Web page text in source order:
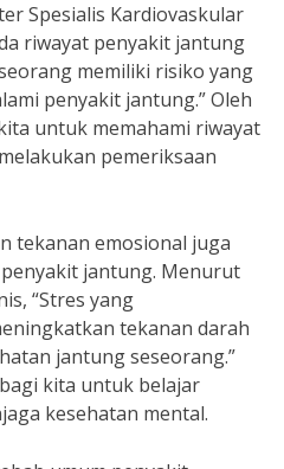
Spesialis Kardiovaskular
riwayat penyakit jantung
memiliki risiko yang
penyakit jantung.” Oleh
untuk memahami riwayat
pemeriksaan
tekanan emosional juga
jantung. Menurut
“Stres yang
tekanan darah
jantung seseorang.”
kita untuk belajar
kesehatan mental.